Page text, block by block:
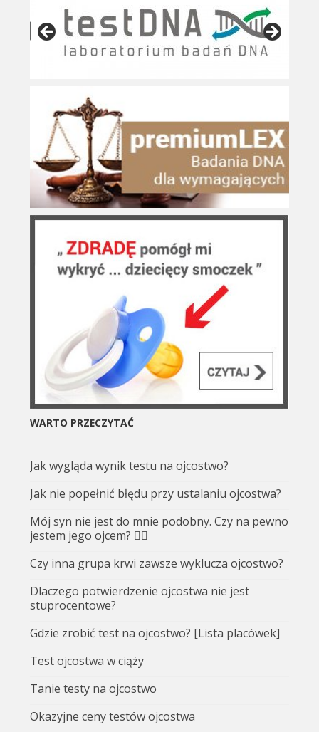
WARTO PRZECZYTAĆ
Jak wygląda wynik testu na ojcostwo?
Jak nie popełnić błędu przy ustalaniu ojcostwa?
Mój syn nie jest do mnie podobny. Czy na pewno
jestem jego ojcem? 🤷‍♂️
Czy inna grupa krwi zawsze wyklucza ojcostwo?
Dlaczego potwierdzenie ojcostwa nie jest
stuprocentowe?
Gdzie zrobić test na ojcostwo? [Lista placówek]
Test ojcostwa w ciąży
Tanie testy na ojcostwo
Okazyjne ceny testów ojcostwa